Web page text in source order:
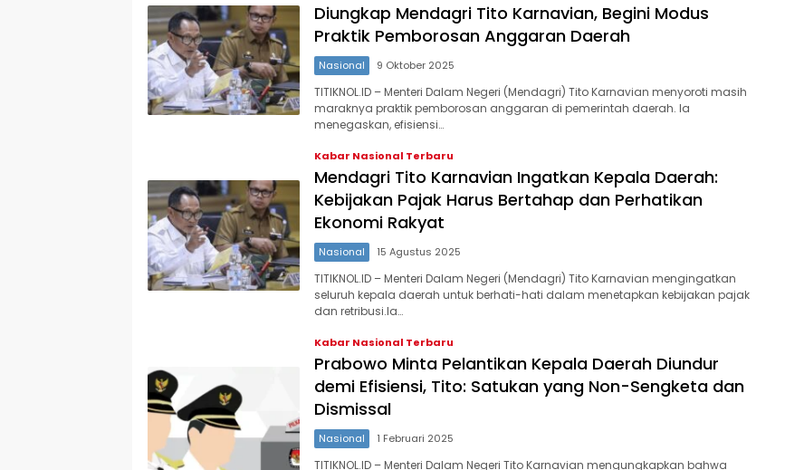
Diungkap Mendagri Tito Karnavian, Begini Modus
Praktik Pemborosan Anggaran Daerah
Nasional 9 Oktober 2025
TITIKNOL.ID – Menteri Dalam Negeri (Mendagri) Tito Karnavian menyoroti masih
maraknya praktik pemborosan anggaran di pemerintah daerah. Ia
menegaskan, efisiensi…
Kabar Nasional Terbaru
Mendagri Tito Karnavian Ingatkan Kepala Daerah:
Kebijakan Pajak Harus Bertahap dan Perhatikan
Ekonomi Rakyat
Nasional 15 Agustus 2025
TITIKNOL.ID – Menteri Dalam Negeri (Mendagri) Tito Karnavian mengingatkan
seluruh kepala daerah untuk berhati-hati dalam menetapkan kebijakan pajak
dan retribusi.‎‎Ia…
Kabar Nasional Terbaru
Prabowo Minta Pelantikan Kepala Daerah Diundur
demi Efisiensi, Tito: Satukan yang Non-Sengketa dan
Dismissal
Nasional 1 Februari 2025
TITIKNOL.ID – Menteri Dalam Negeri Tito Karnavian mengungkapkan bahwa